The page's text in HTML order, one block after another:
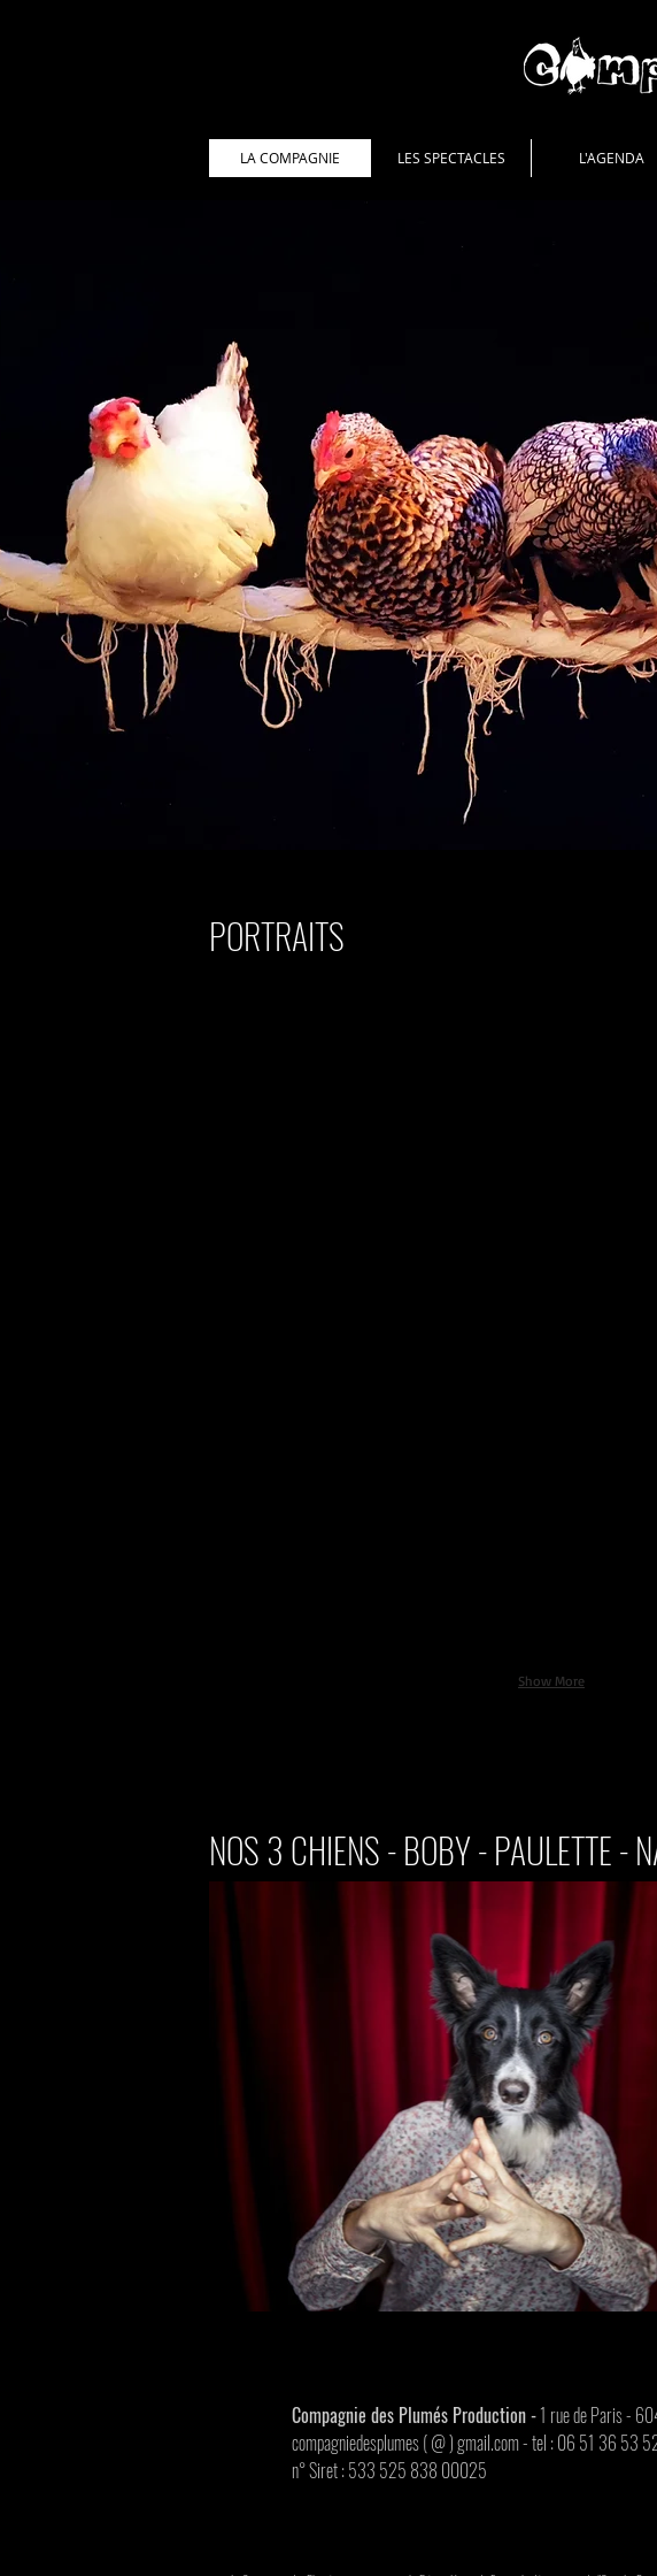
LA COMPAGNIE LES SPECTACLES L'AGENDA
PORTRAITS
Show More
NOS 3 CHIENS - BOBY - PAULETTE -
Compagnie des Plumés Production -1 rue de Paris -
compagniedesplumes ( @ ) gmail.com- tel : 06 51 36 53
n° Siret : 533 525 838 00025